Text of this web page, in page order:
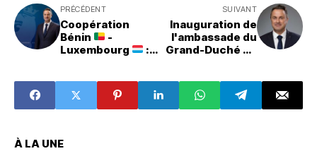
PRÉCÉDENT
Coopération
Bénin
-
Luxembourg
:
sera en visite à
Cotonou
SUIVANT
Inauguration de
l'ambassade du
Grand-Duché de
À LA UNE